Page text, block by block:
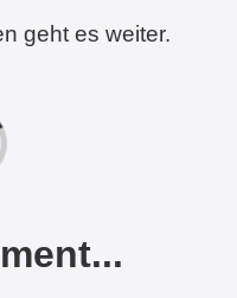
geht es weiter.